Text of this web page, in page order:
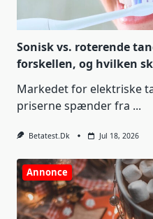
Sonisk vs. roterende
forskellen, og hvilken
Markedet for elektriske
priserne spænder fra ...
Betatest.dk Jul 18, 2026
Annonce